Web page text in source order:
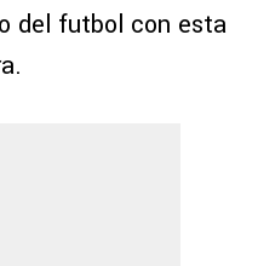
del futbol con esta